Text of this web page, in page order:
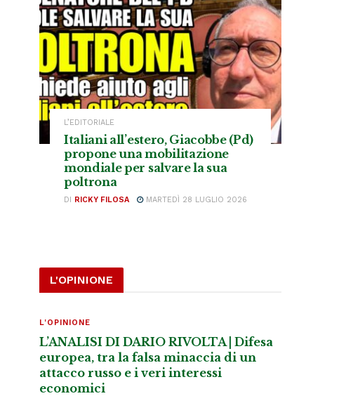
L’EDITORIALE
Italiani all’estero, Giacobbe (Pd)
propone una mobilitazione
mondiale per salvare la sua
poltrona
DI RICKY FILOSA MARTEDÌ 28 LUGLIO 2026
L'OPINIONE
L'OPINIONE
L’ANALISI DI DARIO RIVOLTA | Difesa
europea, tra la falsa minaccia di un
attacco russo e i veri interessi
economici